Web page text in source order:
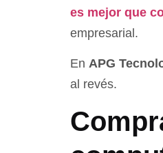
es mejor que
empresarial.
En APG
al revés.